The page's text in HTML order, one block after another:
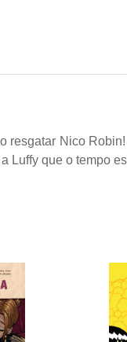
resgatar Nico
Luffy que o tempo